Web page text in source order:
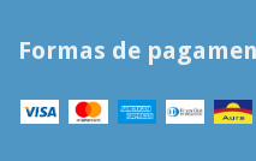
Formas de